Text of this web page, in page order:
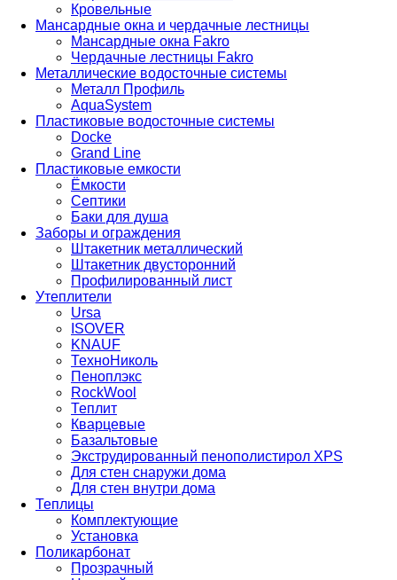
Кровельные
Мансардные окна и чердачные лестницы
Мансардные окна Fakro
Чердачные лестницы Fakro
Металлические водосточные системы
Металл Профиль
AquaSystem
Пластиковые водосточные системы
Docke
Grand Line
Пластиковые емкости
Ёмкости
Септики
Баки для душа
Заборы и ограждения
Штакетник металлический
Штакетник двусторонний
Профилированный лист
Утеплители
Ursa
ISOVER
KNAUF
ТехноНиколь
Пеноплэкс
RockWool
Теплит
Кварцевые
Базальтовые
Экструдированный пенополистирол XPS
Для стен снаружи дома
Для стен внутри дома
Теплицы
Комплектующие
Установка
Поликарбонат
Прозрачный